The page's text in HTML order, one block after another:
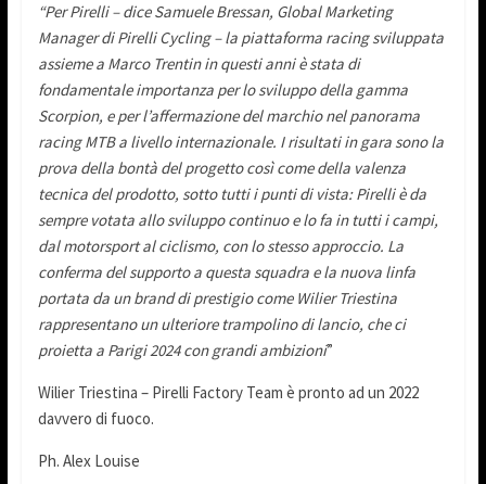
“Per Pirelli – dice Samuele Bressan, Global Marketing
Manager di Pirelli Cycling – la piattaforma racing sviluppata
assieme a Marco Trentin in questi anni è stata di
fondamentale importanza per lo sviluppo della gamma
Scorpion, e per l’affermazione del marchio nel panorama
racing MTB a livello internazionale. I risultati in gara sono la
prova della bontà del progetto così come della valenza
tecnica del prodotto, sotto tutti i punti di vista: Pirelli è da
sempre votata allo sviluppo continuo e lo fa in tutti i campi,
dal motorsport al ciclismo, con lo stesso approccio. La
conferma del supporto a questa squadra e la nuova linfa
portata da un brand di prestigio come Wilier Triestina
rappresentano un ulteriore trampolino di lancio, che ci
proietta a Parigi 2024 con grandi ambizioni”
Wilier Triestina – Pirelli Factory Team è pronto ad un 2022
davvero di fuoco.
Ph. Alex Louise